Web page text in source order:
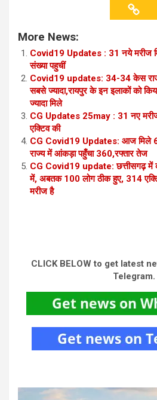
More News:
Covid19 Updates : 31 नये मरीज
संख्या पहुचीं
Covid19 updates: 34-34 केस
सबसे ज्यादा,रायपुर के इन इलाकों को
ज्यादा मिले
CG Updates 25may : 31 नए
एक्टिव की
CG Covid19 Updates: आज मिले
राज्य में आंकड़ा पहुँचा 360,रफ्तार तेज
CG Covid19 update: छत्तीसगढ़ में
में, अबतक 100 लोग ठीक हुए, 314
मरीज है
CLICK BELOW to get latest
Telegram.